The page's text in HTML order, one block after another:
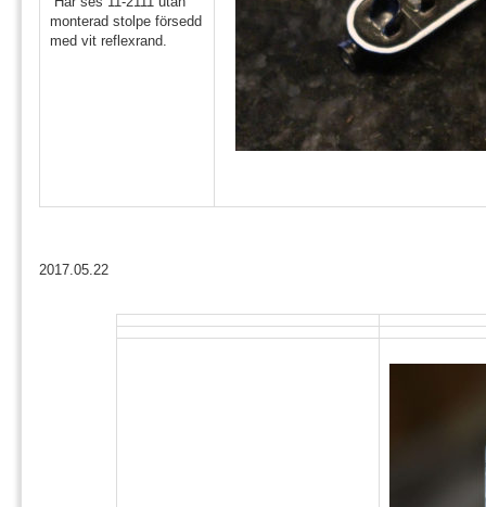
monterad stolpe försedd
med vit reflexrand.
2017.05.22